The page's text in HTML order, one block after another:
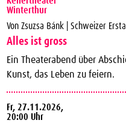
Winterthur
Von Zsuzsa Bánk | Schweizer
Alles ist gross
Ein Theaterabend über
Kunst, das Leben zu feiern.
Fr,27.11.2026,
20:00 Uhr